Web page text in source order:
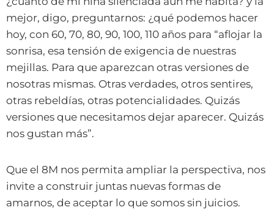
mejor, digo, preguntarnos: ¿qué podemos hacer
hoy, con 60, 70, 80, 90, 100, 110 años para “aflojar la
sonrisa, esa tensión de exigencia de nuestras
mejillas. Para que aparezcan otras versiones de
nosotras mismas. Otras verdades, otros sentires,
otras rebeldías, otras potencialidades. Quizás
versiones que necesitamos dejar aparecer. Quizás
nos gustan más”.
Que el 8M nos permita ampliar la perspectiva, nos
invite a construir juntas nuevas formas de
amarnos, de aceptar lo que somos sin juicios.